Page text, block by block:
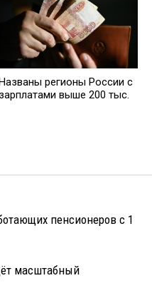
регионы России с
зарплатами выше 200 тыс.
пенсионеров с 1
масштабный